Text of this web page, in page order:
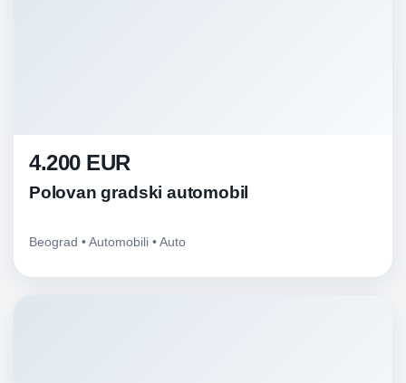
4.200 EUR
Polovan gradski automobil
Beograd • Automobili • Auto